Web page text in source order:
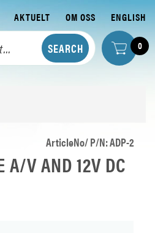
AKTUELT OM OSS ENGLISH
0
ArticleNo/ P/N: ADP-2
V AND 12V DC